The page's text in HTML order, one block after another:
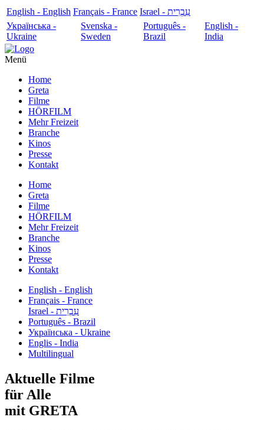
English - English Français - France
עִבְרִית - Israel
Українська -
Ukraine
Svenska -
Sweden
Português -
Brazil
English -
India
Menü
Home
Greta
Filme
HÖRFILM
Mehr Freizeit
Branche
Kinos
Presse
Kontakt
Home
Greta
Filme
HÖRFILM
Mehr Freizeit
Branche
Kinos
Presse
Kontakt
English - English
Français - France
עִבְרִית - Israel
Português - Brazil
Українська - Ukraine
Englis - India
Multilingual
Aktuelle Filme
für Alle
mit GRETA